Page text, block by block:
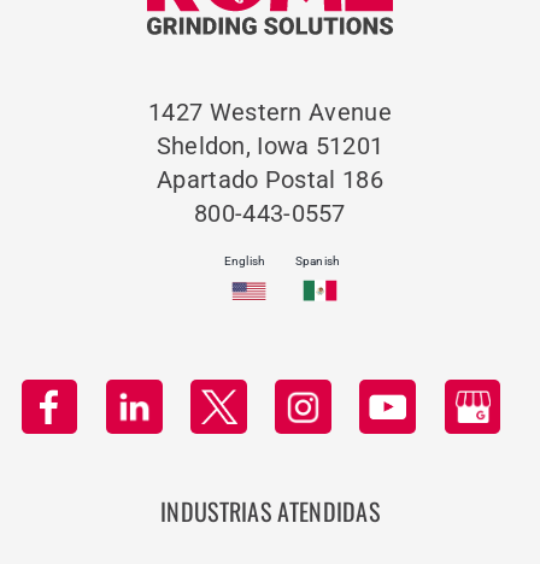
1427 Western Avenue
Sheldon, Iowa 51201
Apartado Postal 186
800-443-0557
English Spanish
INDUSTRIAS ATENDIDAS